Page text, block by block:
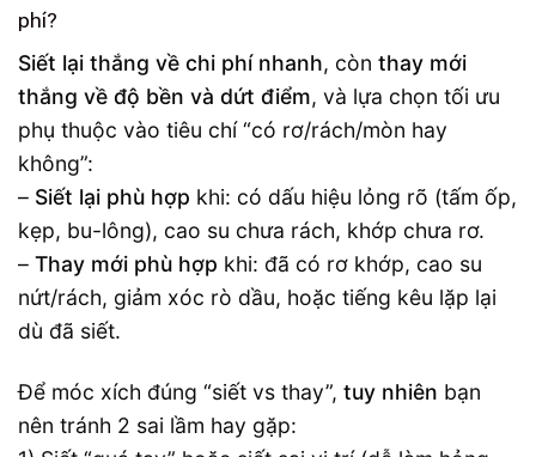
phí?
Siết lại thắng về chi phí nhanh, còn thay mới
thắng về độ bền và dứt điểm, và lựa chọn tối ưu
phụ thuộc vào tiêu chí “có rơ/rách/mòn hay
không”:
– Siết lại phù hợp khi: có dấu hiệu lỏng rõ (tấm ốp,
kẹp, bu-lông), cao su chưa rách, khớp chưa rơ.
– Thay mới phù hợp khi: đã có rơ khớp, cao su
nứt/rách, giảm xóc rò dầu, hoặc tiếng kêu lặp lại
dù đã siết.
Để móc xích đúng “siết vs thay”, tuy nhiên bạn
nên tránh 2 sai lầm hay gặp: